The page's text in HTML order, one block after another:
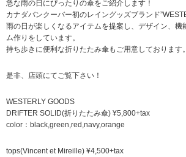
急な雨の日にぴったりの傘をご紹介します！
カナダバンクーバー初のレイングッズブランド
雨の日が楽しくなるアイテムを提案し、デザイン、機
ム作りをしています。
持ち歩きに便利な折りたたみ傘もご用意しております。
是非、店頭にてご覧下さい！
WESTERLY GOODS
DRIFTER SOLID(折りたたみ傘) ¥5,800+tax
color：black,green,red,navy,orange
tops(Vincent et Mireille) ¥4,500+tax